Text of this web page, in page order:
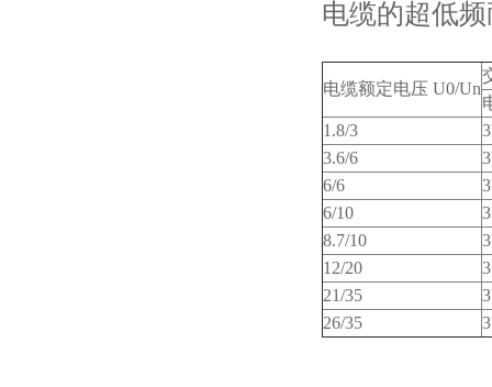
电缆的超低
电缆额定电压 U0/Un
1.8/3
3.6/6
6/6
6/10
8.7/10
12/20
21/35
26/35